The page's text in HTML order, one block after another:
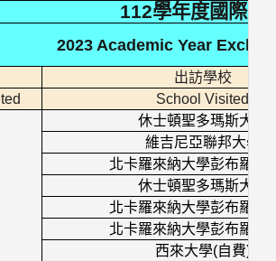
112學年度國際交
2023 Academic Year
出訪學校
School Visited
休士頓聖多瑪斯大學
維吉尼亞聯邦大學
北卡羅來納大學彭布羅克
休士頓聖多瑪斯大學
北卡羅來納大學彭布羅克
北卡羅來納大學彭布羅克
西來大學(自費)